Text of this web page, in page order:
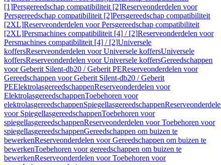
[1]Persgereedschap compatibiliteit [2]Reserveonderdelen voor
Persgereedschap compatibiliteit [2]Persgereedschap compatibiliteit
[2XL]Reserveonderdelen voor Persgereedschap compatibiliteit
[2XL]Persmachines compatibiliteit [4] / [2]Reserveonderdelen voor
Persmachines compatibiliteit [4] / [2]Universele
koffersReserveonderdelen voor Universele koffersUniversele
koffersReserveonderdelen voor Universele koffersGereedschappen
voor Geberit Silent-db20 / Geberit PEReserveonderdelen voor
Gereedschappen voor Geberit Silent-db20 / Geberit
PEElektrolasgereedschappenReserveonderdelen voor
ElektrolasgereedschappenToebehoren voor
elektrolasgereedschappenSpiegellasgereedschappen
voor SpiegellasgereedschappenToebehoren voor
spiegellasgereedschappenReserveonderdelen voor Toebehoren voor
spiegellasgereedschappenGereedschappen om buizen te
bewerkenReserveonderdelen voor Gereedschappen om buizen te
bewerkenToebehoren voor gereedschappen om buizen te
bewerkenReserveonderdelen voor Toebehoren voor